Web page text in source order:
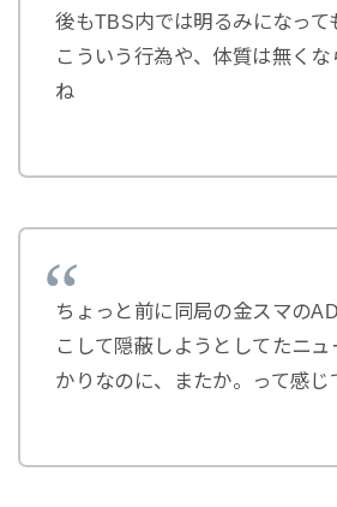
後もTBS内では明るみになって
こういう行為や、体質は無くな
ね
ちょっと前に同局の金スマの
こして隠蔽しようとしてたニ
かりなのに、またか。って感じ